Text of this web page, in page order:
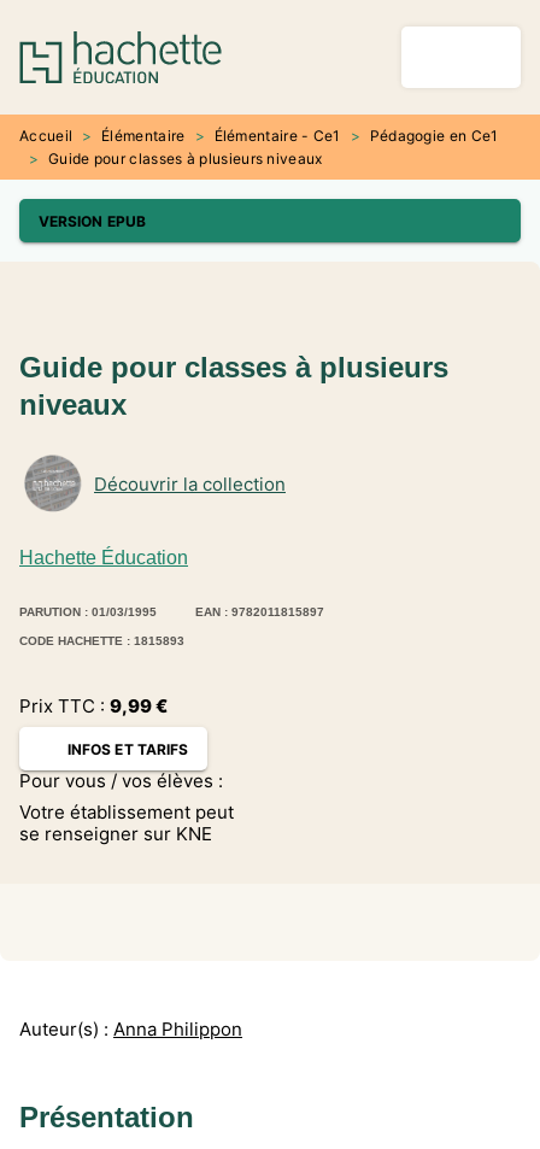
MENU RECHERCHE
PIED DE PAGE
Accueil > Élémentaire > Élémentaire - Ce1 >
Pédagogie en Ce1
> Guide pour classes à plusieurs niveaux
VERSION EPUB
Hachette Éducation
Découvrir la collection
Guide pour classes à plusieurs
niveaux
PARUTION : 01/03/1995 EAN : 9782011815897
CODE HACHETTE : 1815893
Prix TTC : 9,99€
INFOS ET TARIFS
Pour vous / vos élèves :
Votre établissement peut
se renseigner sur KNE
Auteur(s) : Anna Philippon
Présentation